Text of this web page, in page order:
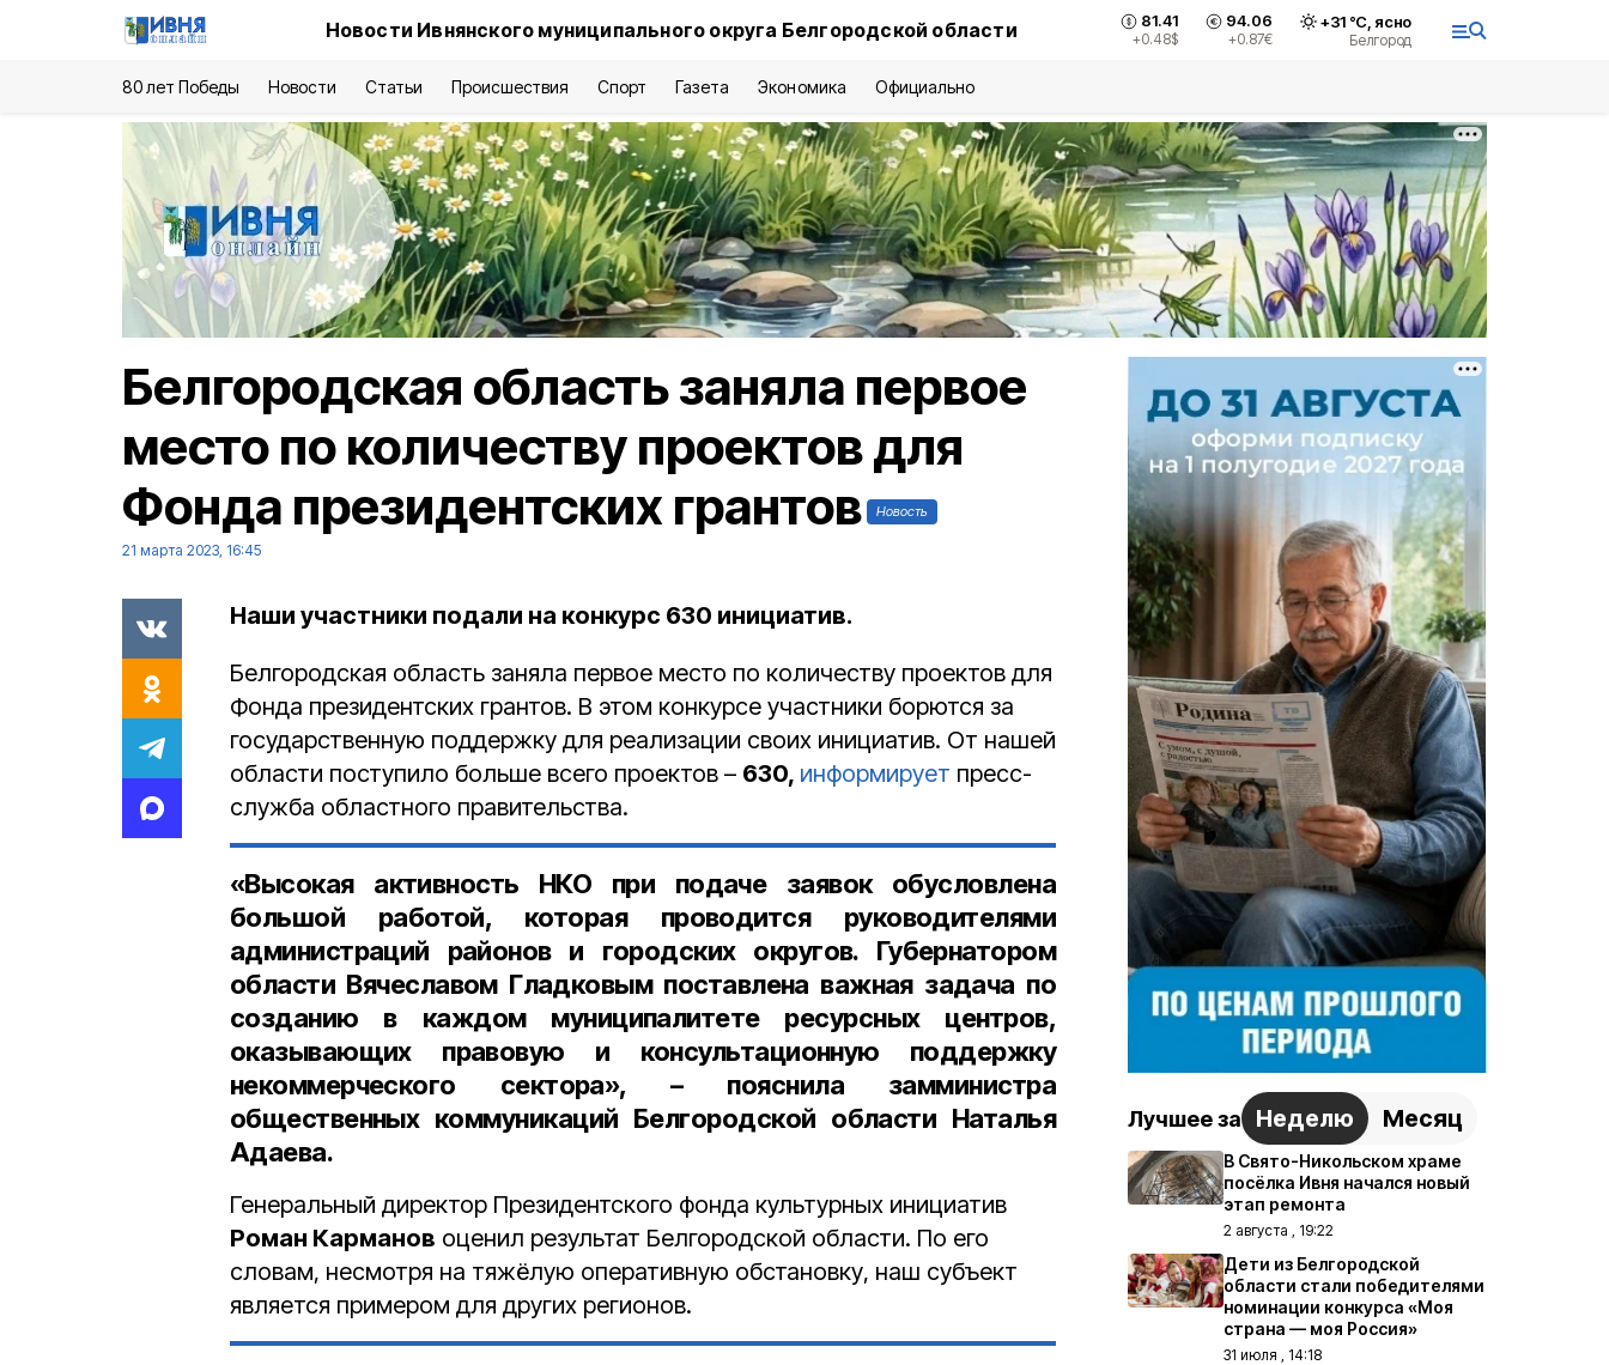
Новости Ивнянского муниципального округа Белгородской области 81.41
+0.48$
94.06
+0.87€
+31°С, ясно
Белгород
80 лет Победы Новости Статьи Происшествия Спорт Газета Экономика Официально
Белгородская область заняла первое
место по количеству проектов для
Фонда президентских грантов
Новость
21 марта 2023, 16:45
Наши участники подали на конкурс 630 инициатив.
Белгородская область заняла первое место по количеству проектов для
Фонда президентских грантов. В этом конкурсе участники борются за
государственную поддержку для реализации своих инициатив. От нашей
области поступило больше всего проектов – 630, информирует пресс-
служба областного правительства.
«Высокая активность НКО при подаче заявок обусловлена
большой работой, которая проводится руководителями
администраций районов и городских округов. Губернатором
области Вячеславом Гладковым поставлена важная задача по
созданию в каждом муниципалитете ресурсных центров,
оказывающих правовую и консультационную поддержку
некоммерческого сектора», – пояснила замминистра
общественных коммуникаций Белгородской области Наталья
Адаева.
Генеральный директор Президентского фонда культурных инициатив
Роман Карманов оценил результат Белгородской области. По его
словам, несмотря на тяжёлую оперативную обстановку, наш субъект
является примером для других регионов.
Лучшее за Неделю Месяц
В Свято-Никольском храме
посёлка Ивня начался новый
этап ремонта
2 августа , 19:22
Дети из Белгородской
области стали победителями
номинации конкурса «Моя
страна — моя Россия»
31 июля , 14:18